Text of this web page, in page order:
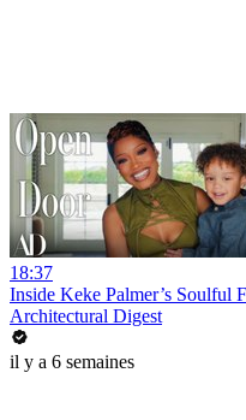
18:37
Inside Keke Palmer’s Soulful
Architectural Digest
il y a 6 semaines